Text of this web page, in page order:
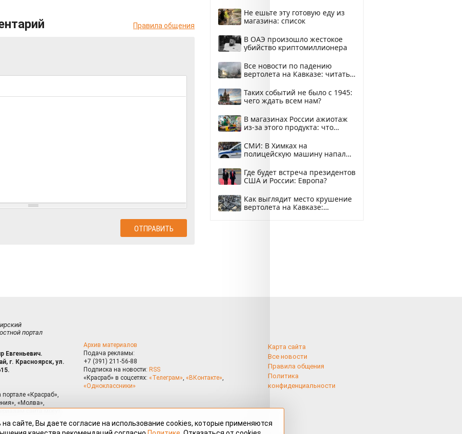
Правила общения
Не ешьте эту готовую еду из
магазина: список
В ОАЭ произошло жестокое
убийство криптомиллионера
Все новости по падению
вертолета на Кавказе: читать
Таких событий не было с 1945:
чего ждать всем нам?
В магазинах России ажиотаж
из-за этого продукта: что
СМИ: В Химках на
полицейскую машину напали
Где будет встреча президентов
США и России: Европа?
Как выглядит место крушение
вертолета на Кавказе:
портал
Евгеньевич.
г. Красноярск, ул.
«Красраб»,
«Молва»,
сайта могут
Архив материалов
Подача рекламы:
+7 (391) 211-56-88
Подписка на новости: RSS
«Красраб» в соцсетях: «Телеграм», «ВКонтакте»,
«Одноклассники»
Карта сайта
Все новости
Правила общения
Политика
конфиденциальности
сайте, Вы даете согласие на использование cookies, которые применяются